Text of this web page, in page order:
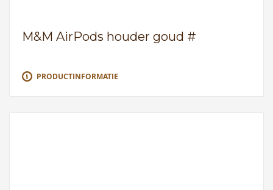
M&M AirPods houder goud #
PRODUCTINFORMATIE